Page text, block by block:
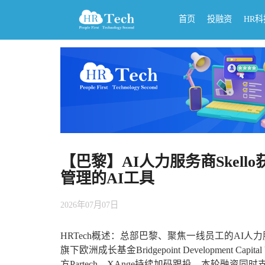
首页 投融资 HR
【巴黎】AI人力服务商
管理的AI工具
2026年07月07日
HRTech概述：总部巴黎、聚焦一线员工的AI人
旗下欧洲成长基金Bridgepoint Development